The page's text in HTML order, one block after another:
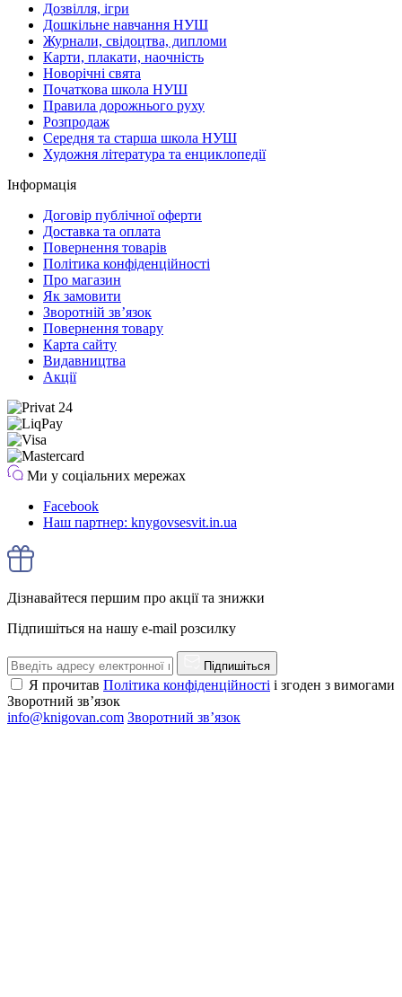
Дозвілля, ігри
Дошкільне навчання НУШ
Журнали, свідоцтва, дипломи
Карти, плакати, наочність
Новорічні свята
Початкова школа НУШ
Правила дорожнього руху
Розпродаж
Середня та старша школа НУШ
Художня література та енциклопедії
Інформація
Договір публічної оферти
Доставка та оплата
Повернення товарів
Політика конфіденційності
Про магазин
Як замовити
Зворотній зв’язок
Повернення товару
Карта сайту
Видавництва
Акції
Ми у соціальних мережах
Facebook
Наш партнер: knygovsesvit.in.ua
Дізнавайтеся першим про акції та знижки
Підпишіться на нашу e-mail розсилку
Підпишіться
Я прочитав Політика конфіденційності і згоден з вимогами
Зворотний зв’язок
info@knigovan.com Зворотний зв’язок